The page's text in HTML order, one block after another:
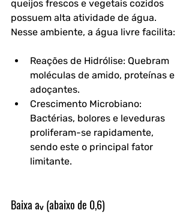
queijos frescos e vegetais cozidos
possuem alta atividade de água.
Nesse ambiente, a água livre facilita:
Reações de Hidrólise: Quebram
moléculas de amido, proteínas e
adoçantes.
Crescimento Microbiano:
Bactérias, bolores e leveduras
proliferam-se rapidamente,
sendo este o principal fator
limitante.
Baixa aᵥ (abaixo de 0,6)